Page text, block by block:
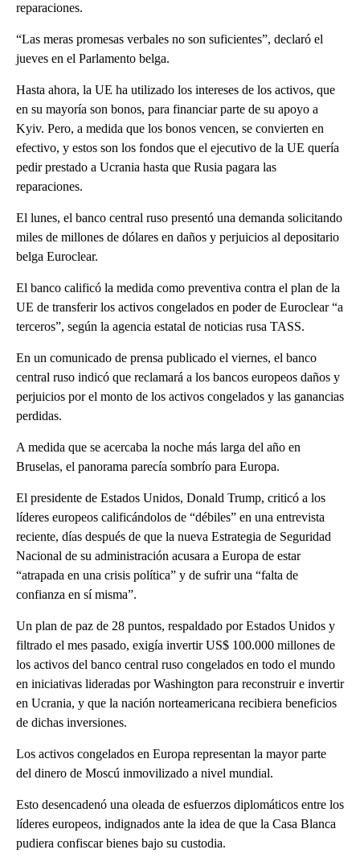
reparaciones.
“Las meras promesas verbales no son suficientes”, declaró el
jueves en el Parlamento belga.
Hasta ahora, la UE ha utilizado los intereses de los activos, que
en su mayoría son bonos, para financiar parte de su apoyo a
Kyiv. Pero, a medida que los bonos vencen, se convierten en
efectivo, y estos son los fondos que el ejecutivo de la UE quería
pedir prestado a Ucrania hasta que Rusia pagara las
reparaciones.
El lunes, el banco central ruso presentó una demanda solicitando
miles de millones de dólares en daños y perjuicios al depositario
belga Euroclear.
El banco calificó la medida como preventiva contra el plan de la
UE de transferir los activos congelados en poder de Euroclear “a
terceros”, según la agencia estatal de noticias rusa TASS.
En un comunicado de prensa publicado el viernes, el banco
central ruso indicó que reclamará a los bancos europeos daños y
perjuicios por el monto de los activos congelados y las ganancias
perdidas.
A medida que se acercaba la noche más larga del año en
Bruselas, el panorama parecía sombrío para Europa.
El presidente de Estados Unidos, Donald Trump, criticó a los
líderes europeos calificándolos de “débiles” en una entrevista
reciente, días después de que la nueva Estrategia de Seguridad
Nacional de su administración acusara a Europa de estar
“atrapada en una crisis política” y de sufrir una “falta de
confianza en sí misma”.
Un plan de paz de 28 puntos, respaldado por Estados Unidos y
filtrado el mes pasado, exigía invertir US$ 100.000 millones de
los activos del banco central ruso congelados en todo el mundo
en iniciativas lideradas por Washington para reconstruir e invertir
en Ucrania, y que la nación norteamericana recibiera beneficios
de dichas inversiones.
Los activos congelados en Europa representan la mayor parte
del dinero de Moscú inmovilizado a nivel mundial.
Esto desencadenó una oleada de esfuerzos diplomáticos entre los
líderes europeos, indignados ante la idea de que la Casa Blanca
pudiera confiscar bienes bajo su custodia.